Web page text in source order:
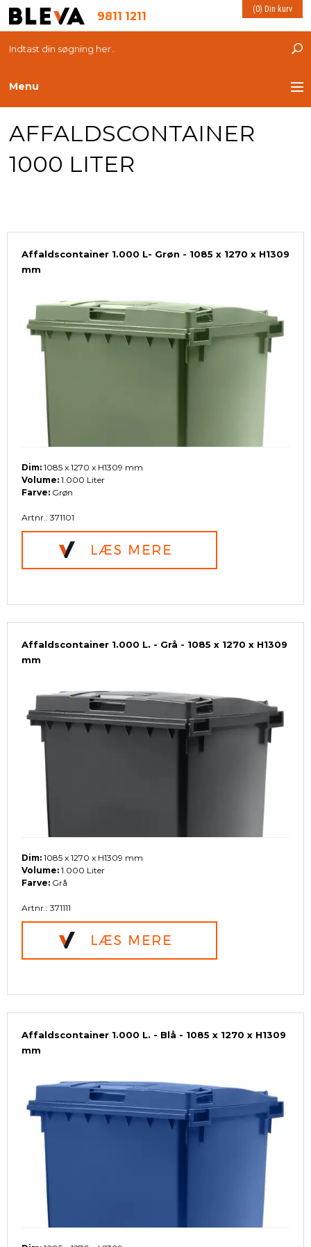
9811 1211 (0) Din kurv
Menu
TRANSPORT
PLASTKASSER
INDRETNING
ESD PRODUKTER
MILJØ OG VELFÆRD
AFFALDSCONTAINER
1000 LITER
Affaldscontainer 1.000 L- Grøn - 1085 x 1270 x H1309
mm
Dim: 1085 x 1270 x H1309 mm
Volume: 1.000 Liter
Farve: Grøn
Artnr.: 371101
Affaldscontainer 1.000 L. - Grå - 1085 x 1270 x H1309
mm
Dim: 1085 x 1270 x H1309 mm
Volume: 1.000 Liter
Farve: Grå
Artnr.: 371111
Affaldscontainer 1.000 L. - Blå - 1085 x 1270 x H1309
mm